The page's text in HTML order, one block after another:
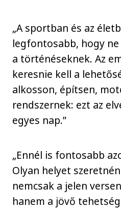
„A sportban és az
legfontosabb, hogy
a történéseknek. Az
keresnie kell a
alkosson, építsen,
rendszernek: ezt az
egyes nap.”
„Ennél is fontosabb
Olyan helyet
nemcsak a jelen
hanem a jövő